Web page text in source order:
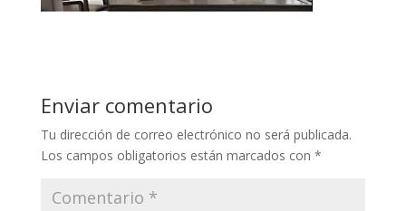
Enviar comentario
Tu dirección de correo electrónico no será publicada.
Los campos obligatorios están marcados con *